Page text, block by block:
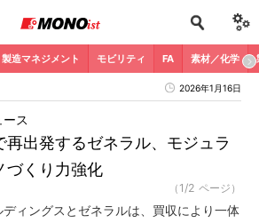
製造マネジメント モビリティ FA 素材／化学
2026年1月16日
再出発するゼネラル、モジュラ
づくり力強化
ス
（1/2 ページ）
ィングスとゼネラルは、買収により一体